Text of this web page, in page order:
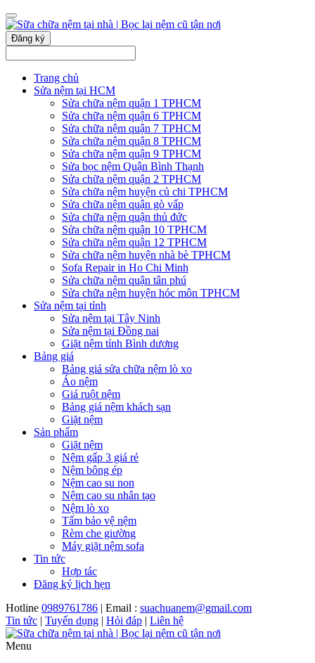
Đăng ký
Trang chủ
Sửa nệm tại HCM
Sửa chữa nệm quận 1 TPHCM
Sửa chữa nệm quận 6 TPHCM
Sửa chữa nệm quận 7 TPHCM
Sửa chữa nệm quận 8 TPHCM
Sửa chữa nệm quận 9 TPHCM
Sửa bọc nệm Quận Bình Thạnh
Sửa chữa nệm quận 2 TPHCM
Sửa chữa nệm huyện củ chi TPHCM
Sửa chữa nệm quận gò vấp
Sửa chữa nệm quận thủ đức
Sửa chữa nệm quận 10 TPHCM
Sửa chữa nệm quận 12 TPHCM
Sửa chữa nệm huyện nhà bè TPHCM
Sofa Repair in Ho Chi Minh
Sửa chữa nệm quận tân phú
Sửa chữa nệm huyện hóc môn TPHCM
Sửa nệm tại tỉnh
Sửa nệm tại Tây Ninh
Sửa nệm tại Đồng nai
Giặt nệm tỉnh Bình dương
Bảng giá
Bảng giá sửa chữa nệm lò xo
Áo nệm
Giá ruột nệm
Bảng giá nệm khách sạn
Giặt nệm
Sản phẩm
Giặt nệm
Nệm gấp 3 giá rẻ
Nệm bông ép
Nệm cao su non
Nệm cao su nhân tạo
Nệm lò xo
Tấm bảo vệ nệm
Rèm che giường
Máy giặt nệm sofa
Tin tức
Hợp tác
Đăng ký lịch hẹn
Hotline 0989761786 | Email : suachuanem@gmail.com
Tin tức | Tuyển dụng | Hỏi đáp | Liên hệ
Menu